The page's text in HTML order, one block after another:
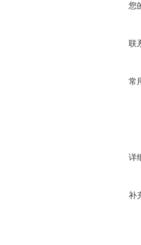
您
联
常
详
补